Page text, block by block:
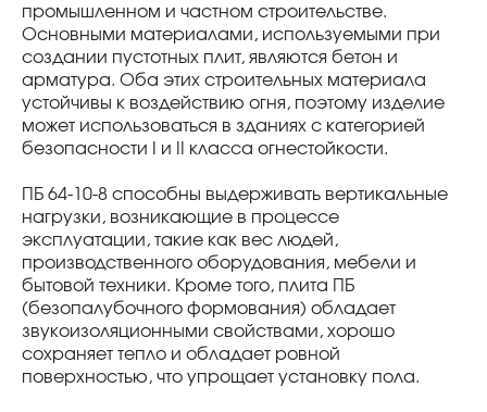
промышленном и частном строительстве.
Основными материалами, используемыми при
создании пустотных плит, являются бетон и
арматура. Оба этих строительных материала
устойчивы к воздействию огня, поэтому изделие
может использоваться в зданиях с категорией
безопасности I и II класса огнестойкости.
ПБ 64-10-8 способны выдерживать вертикальные
нагрузки, возникающие в процессе
эксплуатации, такие как вес людей,
производственного оборудования, мебели и
бытовой техники. Кроме того, плита ПБ
(безопалубочного формования) обладает
звукоизоляционными свойствами, хорошо
сохраняет тепло и обладает ровной
поверхностью, что упрощает установку пола.